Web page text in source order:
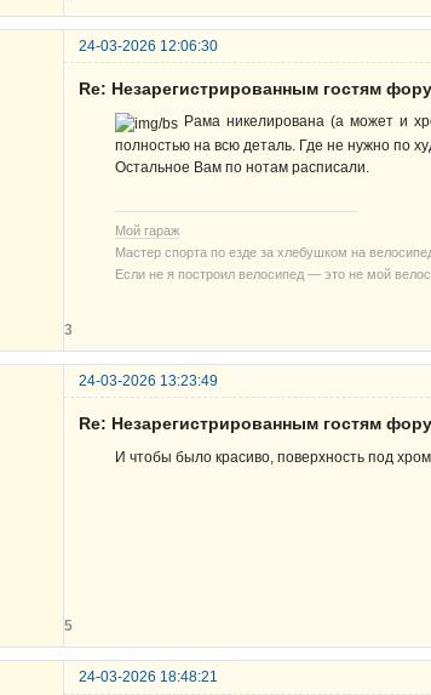
24-03-2026 12:06:30
Re: Незарегистрированным гостям
Рама никелирована (а может и
полностью на всю деталь. Где не нужно по
Остальное Вам по нотам расписали.
Мой гараж
Мастер спорта по езде за хлебушком на
Если не я построил велосипед — это не мой
3
24-03-2026 13:23:49
Re: Незарегистрированным гостям
И чтобы было красиво, поверхность под
5
24-03-2026 18:48:21